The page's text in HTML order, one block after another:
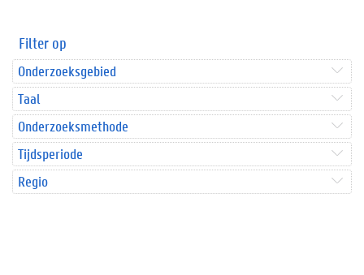
Filter op
Onderzoeksgebied
Taal
Onderzoeksmethode
Tijdsperiode
Regio